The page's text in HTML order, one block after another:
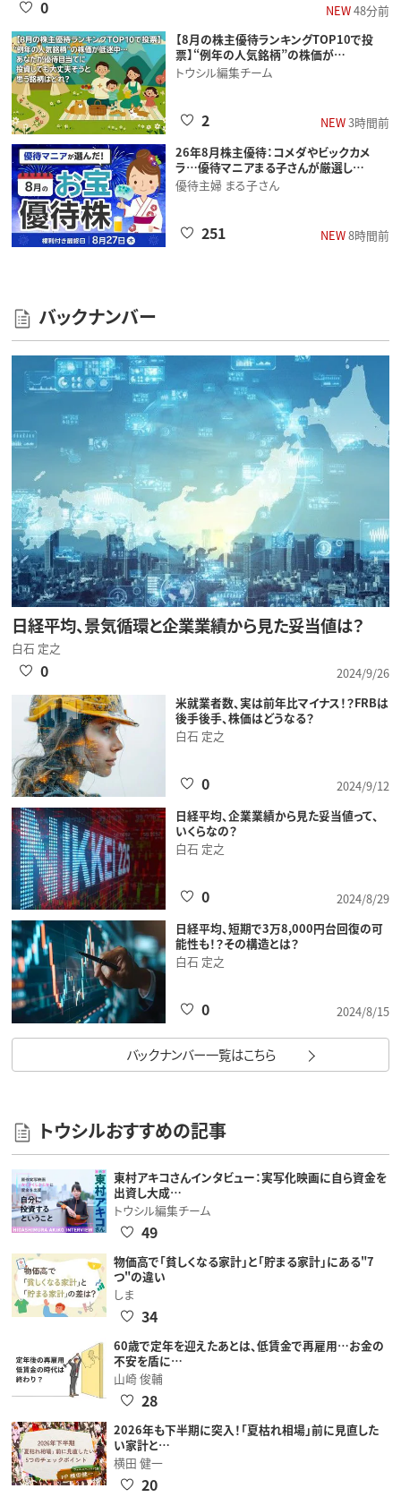
NEW48分前
0
【8月の株主優待ランキングTOP10で投
票】“例年の人気銘柄”の株価が…
トウシル編集チーム
NEW3時間前
2
26年8月株主優待：コメダやビックカメ
ラ…優待マニアまる子さんが厳選し…
優待主婦 まる子さん
NEW8時間前
251
バックナンバー
日経平均、景気循環と企業業績から見た妥当値は？
白石 定之
2024/9/26
0
米就業者数、実は前年比マイナス！？FRBは
後手後手、株価はどうなる？
白石 定之
2024/9/12
0
日経平均、企業業績から見た妥当値って、
いくらなの？
白石 定之
2024/8/29
0
日経平均、短期で3万8,000円台回復の可
能性も！？その構造とは？
白石 定之
2024/8/15
0
バックナンバー一覧はこちら
トウシルおすすめの記事
東村アキコさんインタビュー：実写化映画に自ら資金を
出資し大成…
トウシル編集チーム
49
物価高で「貧しくなる家計」と「貯まる家計」にある"7
つ"の違い
しま
34
60歳で定年を迎えたあとは、低賃金で再雇用…お金の
不安を盾に…
山崎 俊輔
28
2026年も下半期に突入！「夏枯れ相場」前に見直した
い家計と…
横田 健一
20